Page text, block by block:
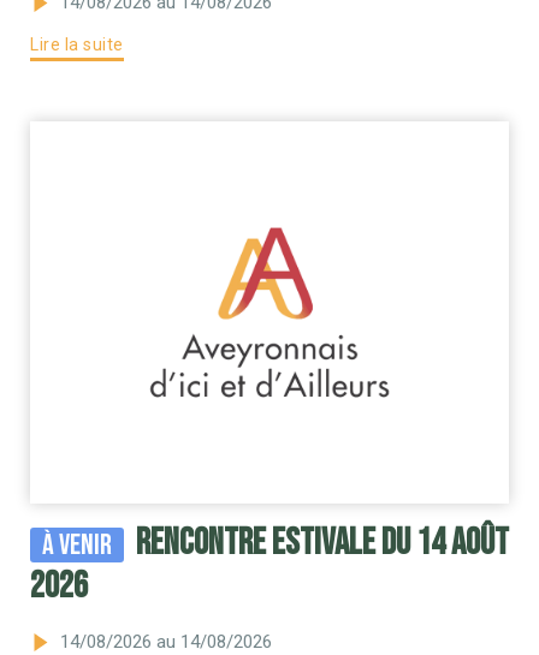
Lire la suite
À venir
RENCONTRE ESTIVALE DU 14 AOÛT
2026
14/08/2026 au 14/08/2026